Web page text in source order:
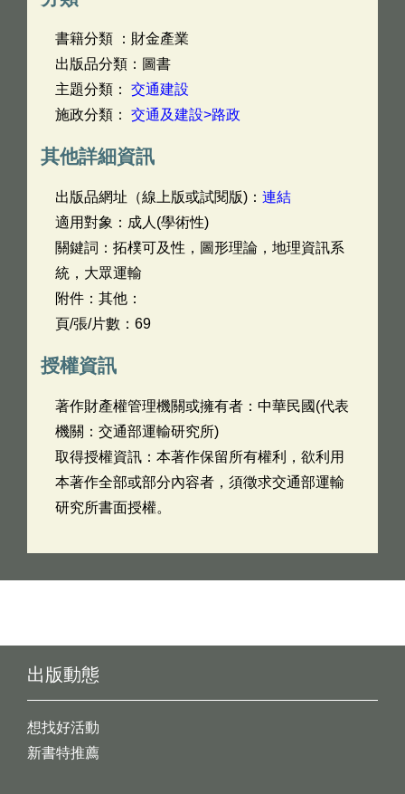
書籍分類 ：財金產業
出版品分類：圖書
主題分類： 交通建設
施政分類： 交通及建設>路政
其他詳細資訊
出版品網址（線上版或試閱版)： 連結
適用對象：成人(學術性)
關鍵詞：拓樸可及性，圖形理論，地理資訊系
統，大眾運輸
附件：其他：
頁/張/片數：69
授權資訊
著作財產權管理機關或擁有者：中華民國(代表
機關：交通部運輸研究所)
取得授權資訊：本著作保留所有權利，欲利用
本著作全部或部分內容者，須徵求交通部運輸
研究所書面授權。
出版動態
想找好活動
新書特推薦